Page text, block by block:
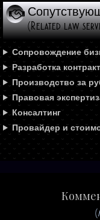
(Related law
Сопровождение
Разработка
Производство за
Правовая
Консалтинг
Провайдер и